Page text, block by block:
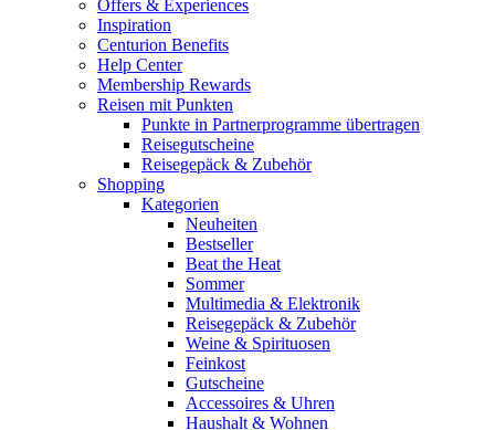
Offers & Experiences
Inspiration
Centurion Benefits
Help Center
Membership Rewards
Reisen mit Punkten
Punkte in Partnerprogramme übertragen
Reisegutscheine
Reisegepäck & Zubehör
Shopping
Kategorien
Neuheiten
Bestseller
Beat the Heat
Sommer
Multimedia & Elektronik
Reisegepäck & Zubehör
Weine & Spirituosen
Feinkost
Gutscheine
Accessoires & Uhren
Haushalt & Wohnen